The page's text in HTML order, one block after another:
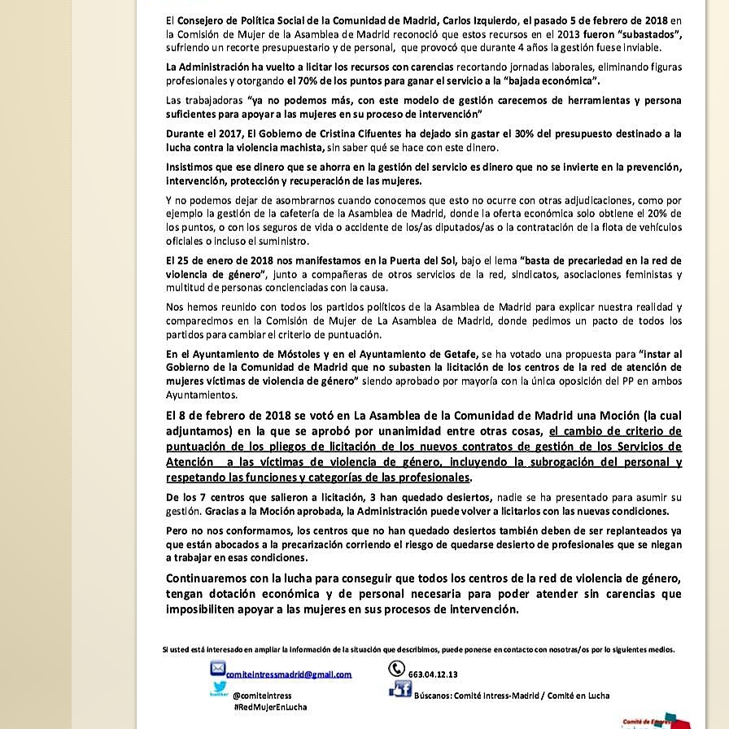
¿Por qué hablar del feminismo
pacifista internacionalista? 1/3
Carmen Magallón *El
internacionalismo feminista nació
buscando conseguir los mismos
derechos...
“Defender la
El día 15 de
lema “Defender la
Paz” el Instituto de